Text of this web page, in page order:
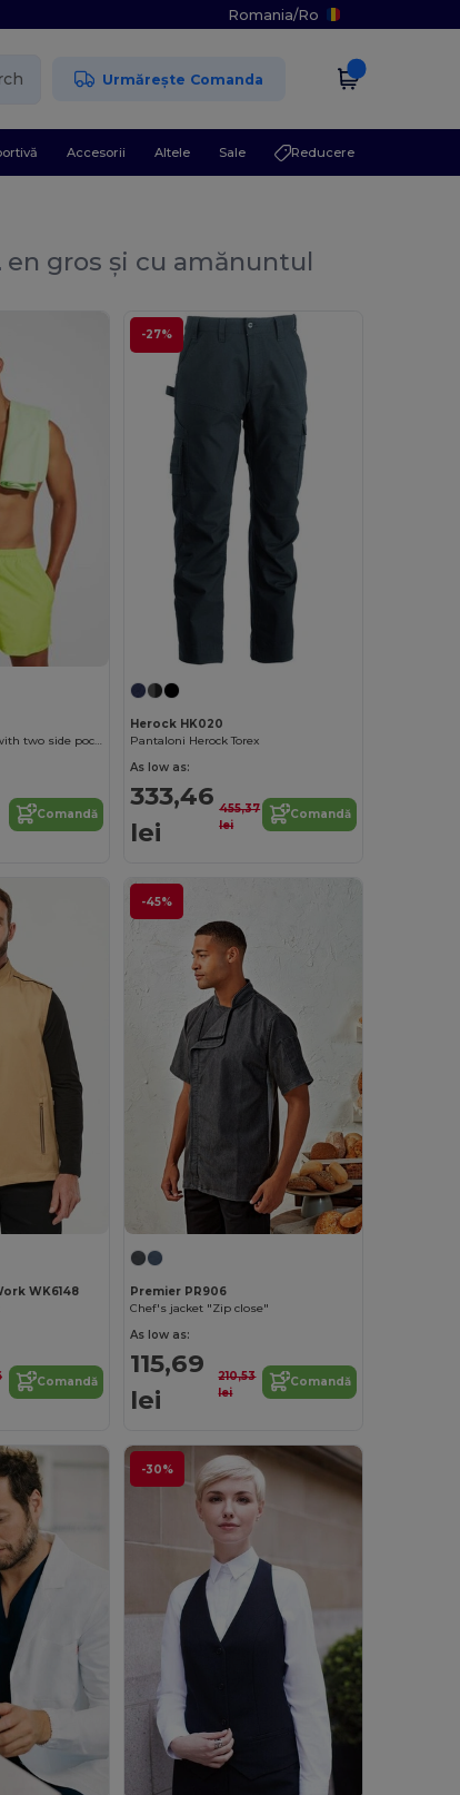
Romania/Ro
Urmărește Comanda
Accesorii Altele Sale Reducere
en gros și cu amănuntul
BALOS Swim trunks with two side pockets
Comandă
-27%
Herock HK020
Pantaloni Herock Torex
As low as:
333,46
lei
455,37
lei
Comandă
WK6148
Comandă
-45%
Premier PR906
Chef's jacket "Zip close"
As low as:
115,69
lei
210,53
lei
Comandă
-30%